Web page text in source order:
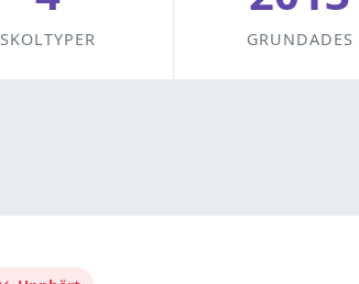
SKOLTYPER GRUNDADES